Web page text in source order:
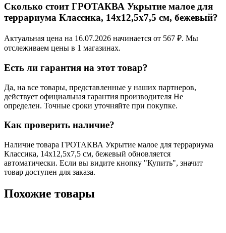
Сколько стоит ГРОТАКВА Укрытие малое для
террариума Классика, 14х12,5х7,5 см, бежевый?
Актуальная цена на 16.07.2026 начинается от 567 ₽. Мы
отслеживаем цены в 1 магазинах.
Есть ли гарантия на этот товар?
Да, на все товары, представленные у наших партнеров,
действует официальная гарантия производителя Не
определен. Точные сроки уточняйте при покупке.
Как проверить наличие?
Наличие товара ГРОТАКВА Укрытие малое для террариума
Классика, 14х12,5х7,5 см, бежевый обновляется
автоматически. Если вы видите кнопку "Купить", значит
товар доступен для заказа.
Похожие товары